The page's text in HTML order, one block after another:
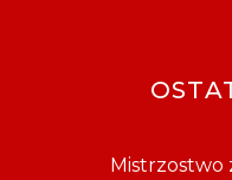
Mistrzostwo